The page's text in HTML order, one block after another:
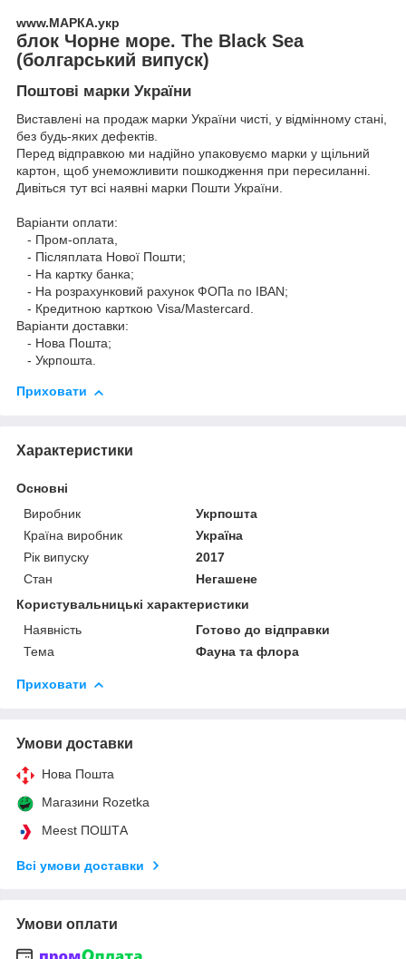
www.МАРКА.укр
блок Чорне море. The Black Sea
(болгарський випуск)
Поштові марки України
Виставлені на продаж марки України чисті, у відмінному стані,
без будь-яких дефектів.
Перед відправкою ми надійно упаковуємо марки у щільний
картон, щоб унеможливити пошкодження при пересиланні.
Дивіться тут всі наявні марки Пошти України.
Варіанти оплати:
- Пром-оплата,
- Післяплата Нової Пошти;
- На картку банка;
- На розрахунковий рахунок ФОПа по IBAN;
- Кредитною карткою Visa/Mastercard.
Варіанти доставки:
- Нова Пошта;
- Укрпошта.
Приховати
Характеристики
Основні
Виробник
Укрпошта
Країна виробник
Україна
Рік випуску
2017
Стан
Негашене
Користувальницькі характеристики
Наявність
Готово до відправки
Тема
Фауна та флора
Приховати
Умови доставки
Нова Пошта
Магазини Rozetka
Meest ПОШТА
Всі умови доставки
Умови оплати